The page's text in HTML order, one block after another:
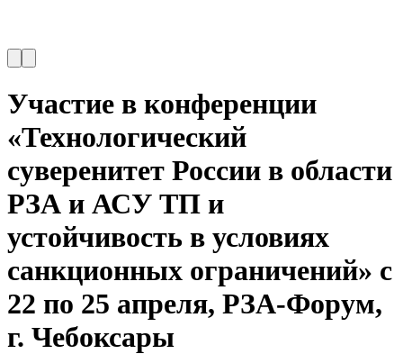
Участие в конференции
«Технологический
суверенитет России в области
РЗА и АСУ ТП и
устойчивость в условиях
санкционных ограничений» с
22 по 25 апреля, РЗА-Форум,
г. Чебоксары